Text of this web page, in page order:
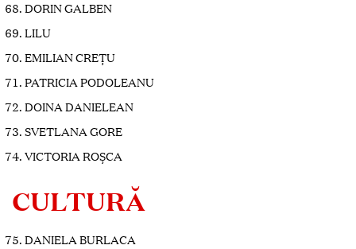
DORIN GALBEN
LILU
EMILIAN CREȚU
PATRICIA PODOLEANU
DOINA DANIELEAN
SVETLANA GORE
VICTORIA ROȘCA
CULTURĂ
DANIELA BURLACA